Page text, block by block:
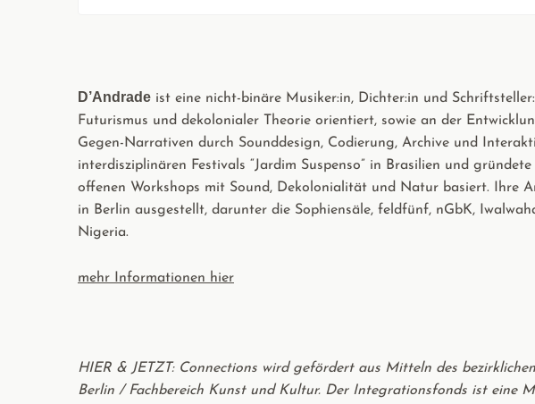
D’Andrade ist eine nicht-binäre Musiker:in, Dichter:in und
Futurismus und dekolonialer Theorie orientiert, sowie an der
Gegen-Narrativen durch Sounddesign, Codierung, Archive und
interdisziplinären Festivals “Jardim Suspenso” in Brasilien und
offenen Workshops mit Sound, Dekolonialität und Natur basiert. Ihre
in Berlin ausgestellt, darunter die Sophiensäle, feldfünf, nGbK,
Nigeria.
mehr Informationen hier
HIER & JETZT: Connections wird gefördert aus Mitteln des
Berlin / Fachbereich Kunst und Kultur. Der Integrationsfonds ist eine